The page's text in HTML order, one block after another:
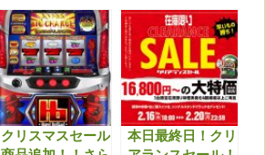
クリスマスセール
本日最終日！クリ